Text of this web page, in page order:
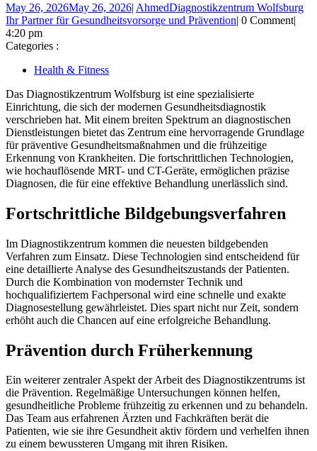
May 26, 2026May 26, 2026| AhmedDiagnostikzentrum Wolfsburg
Ihr Partner für Gesundheitsvorsorge und Prävention| 0 Comment|
4:20 pm
Categories :
Health & Fitness
Das Diagnostikzentrum Wolfsburg ist eine spezialisierte
Einrichtung, die sich der modernen Gesundheitsdiagnostik
verschrieben hat. Mit einem breiten Spektrum an diagnostischen
Dienstleistungen bietet das Zentrum eine hervorragende Grundlage
für präventive Gesundheitsmaßnahmen und die frühzeitige
Erkennung von Krankheiten. Die fortschrittlichen Technologien,
wie hochauflösende MRT- und CT-Geräte, ermöglichen präzise
Diagnosen, die für eine effektive Behandlung unerlässlich sind.
Fortschrittliche Bildgebungsverfahren
Im Diagnostikzentrum kommen die neuesten bildgebenden
Verfahren zum Einsatz. Diese Technologien sind entscheidend für
eine detaillierte Analyse des Gesundheitszustands der Patienten.
Durch die Kombination von modernster Technik und
hochqualifiziertem Fachpersonal wird eine schnelle und exakte
Diagnosestellung gewährleistet. Dies spart nicht nur Zeit, sondern
erhöht auch die Chancen auf eine erfolgreiche Behandlung.
Prävention durch Früherkennung
Ein weiterer zentraler Aspekt der Arbeit des Diagnostikzentrums ist
die Prävention. Regelmäßige Untersuchungen können helfen,
gesundheitliche Probleme frühzeitig zu erkennen und zu behandeln.
Das Team aus erfahrenen Ärzten und Fachkräften berät die
Patienten, wie sie ihre Gesundheit aktiv fördern und verhelfen ihnen
zu einem bewussteren Umgang mit ihren Risiken.